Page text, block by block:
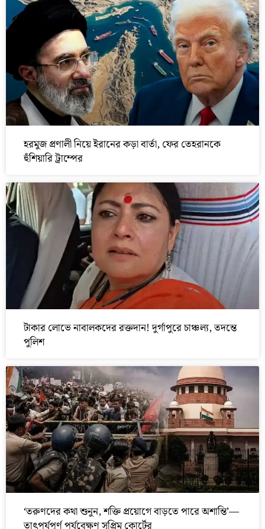
হরমুজ প্রণালী নিয়ে ইরানের কড়া বার্তা, ফের তেহরানকে
হুঁশিয়ারি ট্রাম্পের
টাকার লোভে নাবালকদের রক্তদান! দুর্গাপুরে চাঞ্চল্য, তদন্তে
পুলিশ
‘তরুণদের কথা শুনুন, শক্তি প্রয়োগে বাড়তে পারে অশান্তি’—